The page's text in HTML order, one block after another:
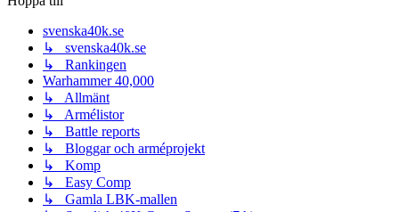
svenska40k.se
↳ svenska40k.se
↳ Rankingen
Warhammer 40,000
↳ Allmänt
↳ Armélistor
↳ Battle reports
↳ Bloggar och arméprojekt
↳ Komp
↳ Easy Comp
↳ Gamla LBK-mallen